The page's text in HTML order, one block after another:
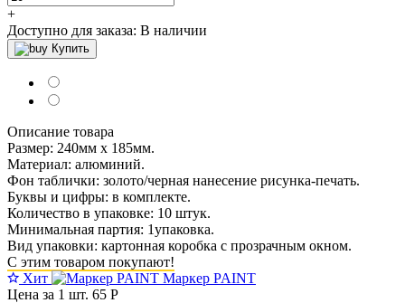
+
Доступно для заказа: В наличии
Купить
Описание товара
Размер: 240мм х 185мм.
Материал: алюминий.
Фон таблички: золото/черная нанесение рисунка-печать.
Буквы и цифры: в комплекте.
Количество в упаковке: 10 штук.
Минимальная партия: 1упаковка.
Вид упаковки: картонная коробка с прозрачным окном.
С этим товаром покупают!
Хит
Маркер PAINT
Цена за 1 шт. 65 Р